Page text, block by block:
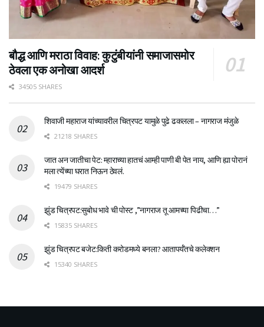
बौद्ध आणि मराठा विवाह: कुटुंबीयांनी समाजासमोर
ठेवला एक अनोखा आदर्श
34505 SHARES
शिवाजी महाराज यांच्यावरील चित्रपट यामुळे पुढे ढकलला – नागराज मंजुळे
21218 SHARES
जात अन जातीचा पेट: म्हाराच्या हातचं आम्ही पाणी बी पेत नाय, आणि ह्या पोरानं
मला त्येंच्या घरात निऊन ठेवलं.
19479 SHARES
झुंड चित्रपट:सुबोध भावे ची पोस्ट ,”नागराज तू आमच्या पिढीचा…”
15835 SHARES
झुंड चित्रपट बजेट:किती करोडमध्ये बनला? आतापर्यँतचे कलेक्शन
15340 SHARES